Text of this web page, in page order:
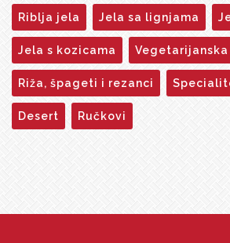
Riblja jela Jela sa lignjama
Jela s kozicama
Riža, špageti i rezanci
Desert Ručkovi